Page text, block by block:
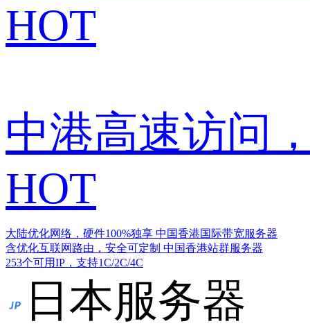
HOT
中港高速访问
HOT
大陆优化网络，硬件100%独享 中国香港国际带宽服务器
含优化互联网路由，安全可定制 中国香港站群服务器
253个可用IP，支持1C/2C/4C
日本服务器